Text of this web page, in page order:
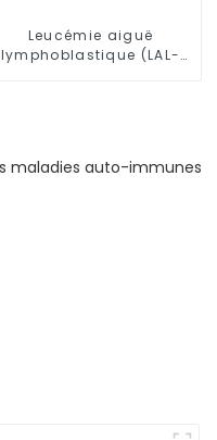
Leucémie aiguë
lymphoblastique (LAL-